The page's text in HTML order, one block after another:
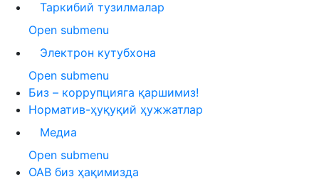
Таркибий тузилмалар
Open submenu
Электрон кутубхона
Open submenu
Биз – коррупцияга қаршимиз!
Норматив-ҳуқуқий ҳужжатлар
Медиа
Open submenu
ОАВ биз ҳақимизда